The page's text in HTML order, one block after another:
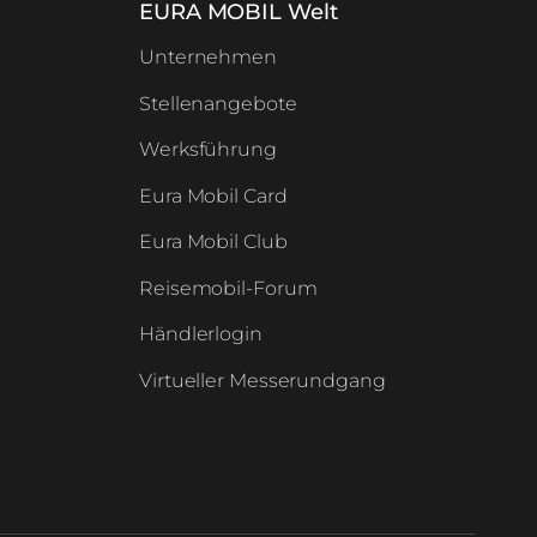
EURA MOBIL Welt
Unternehmen
Stellenangebote
Werksführung
Eura Mobil Card
Eura Mobil Club
Reisemobil-Forum
Händlerlogin
Virtueller Messerundgang